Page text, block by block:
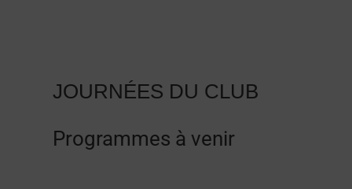
JOURNÉES DU CLUB
Programmes à venir